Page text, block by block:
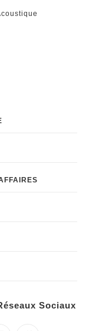
Sociaux